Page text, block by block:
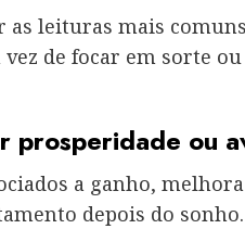
leituras mais
de focar em sorte
prosperidade ou
a ganho,
depois do sonho.